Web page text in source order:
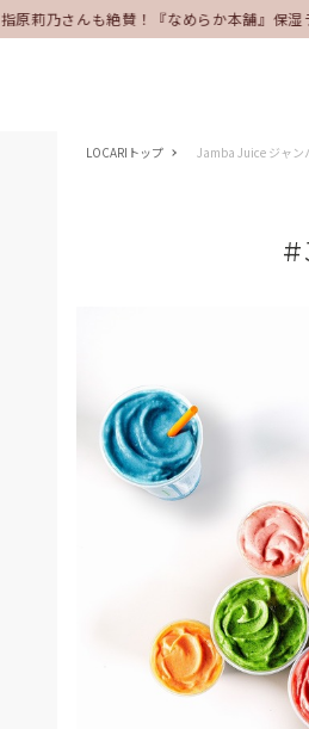
指原莉乃さんも絶賛！『なめらか本舗』保湿
LOCARIトップ Jamba Juice ジャン